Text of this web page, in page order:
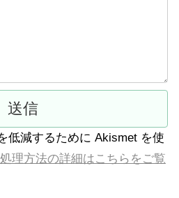
低減するために Akismet を使
理方法の詳細はこちらをご覧